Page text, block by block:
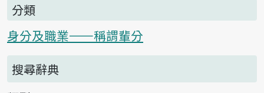
分類
身分及職業——稱謂輩分
搜尋辭典